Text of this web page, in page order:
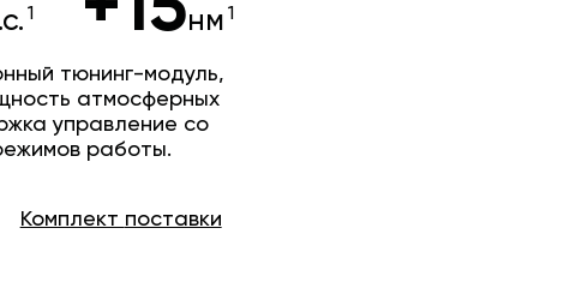
нм
тюнинг-модуль,
атмосферных
управление со
работы.
Комплект поставки